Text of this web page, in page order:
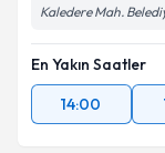
Kaledere Mah.
En Yakın Saatler
14:00